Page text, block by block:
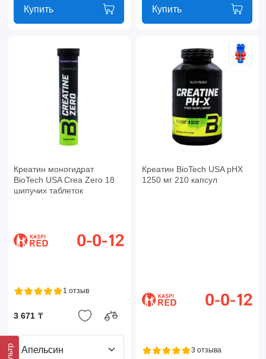
Купить Купить
Креатин моногидрат
BioTech USA Crea Zero 18
шипучих таблеток
1 отзыв
3 671 ₸
Апельсин
Креатин BioTech USA pHX
1250 мг 210 капсул
3 отзыва